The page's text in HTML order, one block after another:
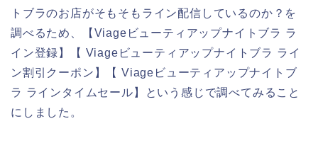
トブラのお店がそもそもライン配信しているのか？を
調べるため、【Viageビューティアップナイトブラ ラ
イン登録】【 Viageビューティアップナイトブラ ライ
ン割引クーポン】【 Viageビューティアップナイトブ
ラ ラインタイムセール】という感じで調べてみること
にしました。